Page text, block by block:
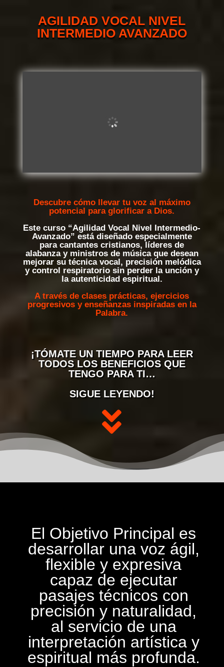
AGILIDAD VOCAL NIVEL
INTERMEDIO AVANZADO
Descubre cómo llevar tu voz al máximo
potencial para glorificar a Dios.
Este curso “Agilidad Vocal Nivel Intermedio-
Avanzado” está diseñado especialmente
paracantantes cristianos, líderes de
alabanza y ministros de músicaque desean
mejorar su técnica vocal, precisión melódica
y control respiratorio sin perder la unción y
la autenticidad espiritual.
A través de clases prácticas, ejercicios
progresivos y enseñanzas inspiradas en la
Palabra.
¡TÓMATE UN TIEMPO PARA LEER
TODOS LOS BENEFICIOS QUE
TENGO PARA TI…
SIGUE LEYENDO!

El Objetivo Principal es
desarrollar una voz ágil,
flexible y expresiva
capaz de ejecutar
pasajes técnicos con
precisión y naturalidad,
al servicio de una
interpretación artística y
espiritual más profunda.